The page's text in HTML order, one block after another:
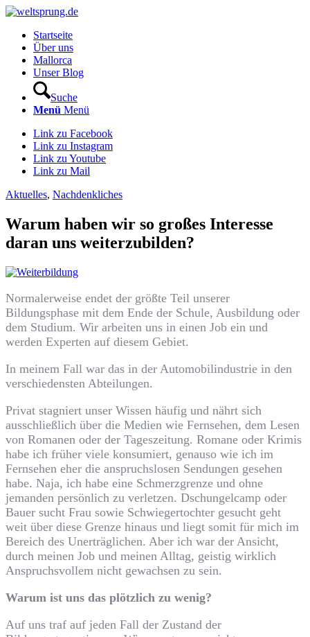
Startseite
Über uns
Mallorca
Unser Blog
Suche
Menü Menü
Link zu Facebook
Link zu Instagram
Link zu Youtube
Link zu Mail
Aktuelles, Nachdenkliches
Warum haben wir so großes Interesse
daran uns weiterzubilden?
Normalerweise endet der größte Teil unserer
Bildungsphase mit dem Ende der Schule, Ausbildung oder
dem Studium. Wir arbeiten uns in einen Job ein und
werden Experten auf diesem Gebiet.
In meinem Fall war das in der Automobilindustrie in den
verschiedensten Abteilungen.
Privat stagniert unser Wissen häufig und nährt sich
ausschließlich über die Medien wie Fernsehen, dem Lesen
von Romanen oder der Tageszeitung. Romane oder Krimis
habe ich früher viele konsumiert, genauso wie ich im
Fernsehen eher die anspruchslosen Sendungen gesehen
habe. Naja, ich habe eine Schmerzgrenze und ohne
jemanden persönlich zu verletzen. Dschungelcamp oder
Bauer sucht Frau sowie Schwiegertochter gesucht geht
weit über diese Grenze hinaus und liegt somit für mich im
Bereich des Unerträglichen. Aber ich war der Ansicht,
durch meinen Job und meinen Alltag, geistig wirklich
Anspruchsvollem nicht gewachsen zu sein.
Warum ist uns das plötzlich zu wenig?
Auf uns traf auf jeden Fall der Zustand der